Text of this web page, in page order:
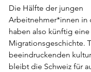
Die Hälfte der jungen
Arbeitnehmer*innen in
haben also künftig eine
Migrationsgeschichte.
beeindruckenden
bleibt die Schweiz für